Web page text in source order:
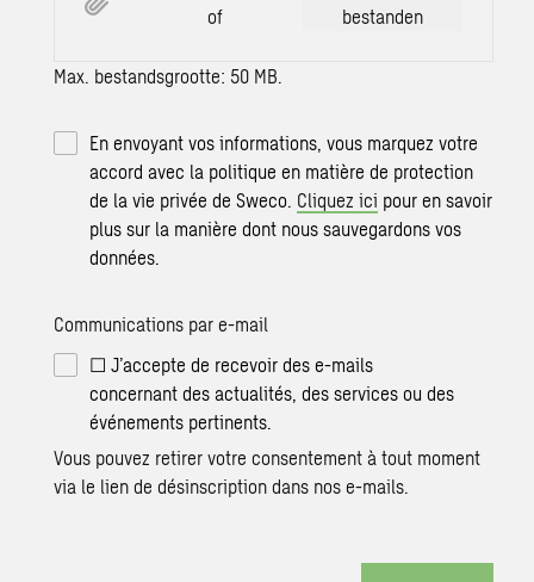
of
bestanden
Max. bestandsgrootte: 50 MB.
En envoyant vos informations, vous marquez votre
accord avec la politique en matière de protection
de la vie privée de Sweco. Cliquez ici pour en savoir
plus sur la manière dont nous sauvegardons vos
données.
Communications par e-mail
☐ J’accepte de recevoir des e-mails
concernant des actualités, des services ou des
événements pertinents.
Vous pouvez retirer votre consentement à tout moment
via le lien de désinscription dans nos e-mails.